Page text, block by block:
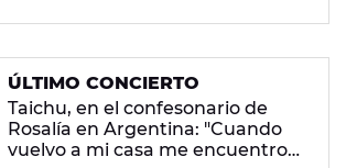
ÚLTIMO CONCIERTO
Taichu, en el confesonario de
Rosalía en Argentina: "Cuando
vuelvo a mi casa me encuentro